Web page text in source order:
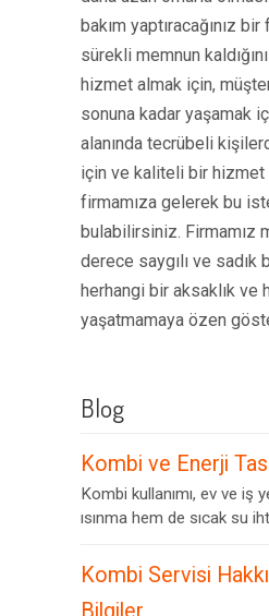
bakım yaptıracağınız
sürekli memnun
hizmet almak için,
sonuna kadar yaşamak
alanında tecrübeli
için ve kaliteli bir hizmet
firmamıza gelerek bu
bulabilirsiniz. Firmamız
derece saygılı ve sadık
herhangi bir aksaklık ve
yaşatmamaya özen
Blog
Kombi ve Enerji
Kombi kullanımı, ev ve iş
ısınma hem de sıcak su
Kombi Servisi